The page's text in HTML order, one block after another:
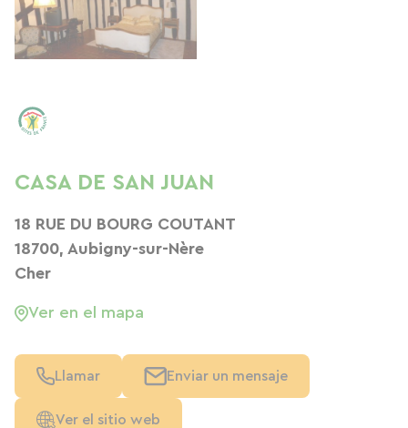
CASA DE SAN JUAN
18 RUE DU BOURG COUTANT
18700, Aubigny-sur-Nère
Cher
Ver en el mapa
Llamar Enviar un mensaje
Ver el sitio web